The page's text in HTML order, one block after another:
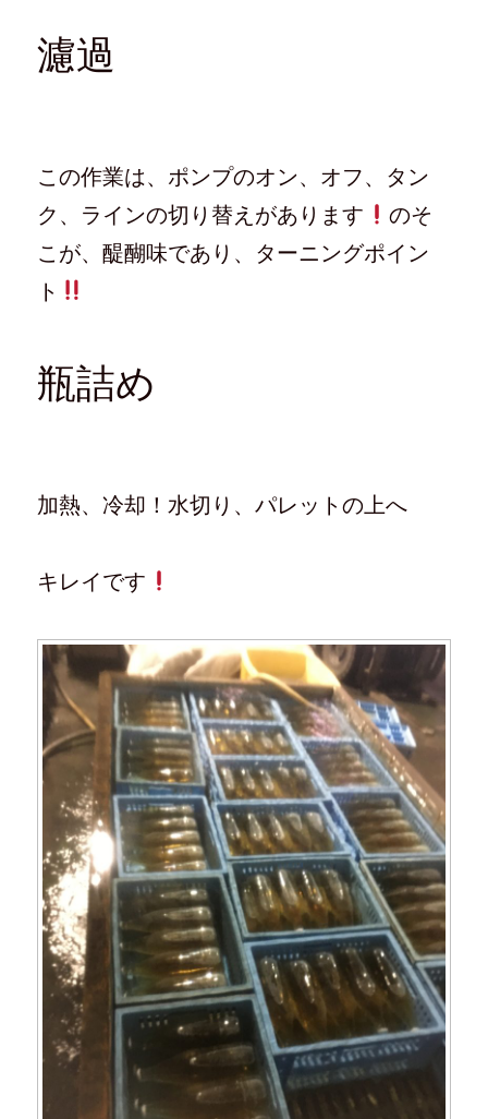
濾過
この作業は、ポンプのオン、オフ、タン
ク、ラインの切り替えがあります
のそ
こが、醍醐味であり、ターニングポイン
ト
瓶詰め
加熱、冷却！水切り、パレットの上へ
キレイです